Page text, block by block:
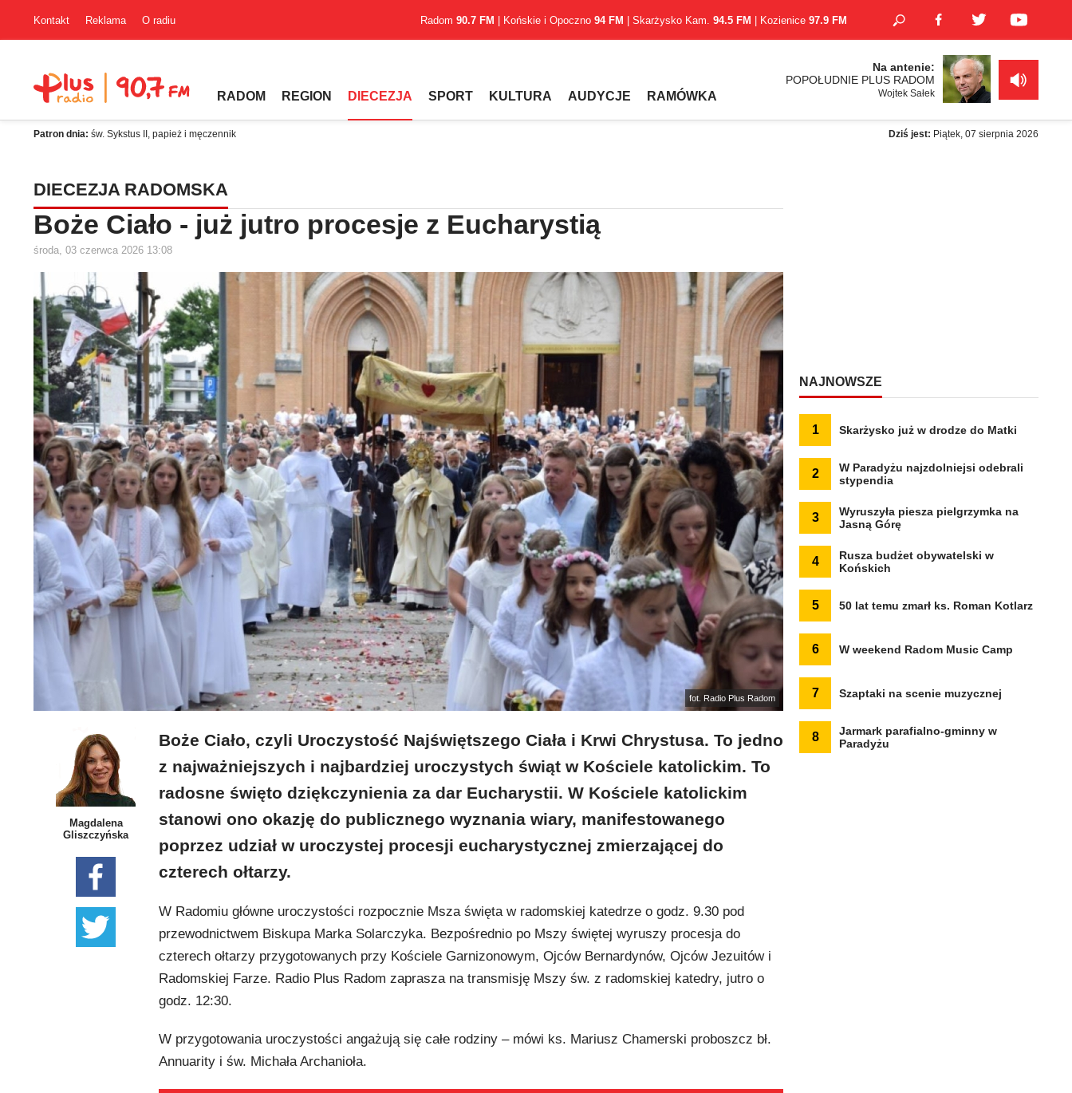
Kontakt Reklama O radiu Radom 90.7 FM | Końskie i Opoczno 94 FM | Skarżysko Kam. 94.5 FM | Kozienice 97.9 FM
RADOM REGION DIECEZJA SPORT KULTURA AUDYCJE RAMÓWKA
Na antenie:
POPOŁUDNIE PLUS RADOM
Wojtek Sałek
Patron dnia: św. Sykstus II, papież i męczennik Dziś jest: Piątek, 07 sierpnia 2026
DIECEZJA RADOMSKA
Boże Ciało - już jutro procesje z Eucharystią
środa, 03 czerwca 2026 13:08
fot. Radio Plus Radom
Magdalena
Gliszczyńska
Boże Ciało, czyli Uroczystość Najświętszego Ciała i Krwi Chrystusa. To jedno
z najważniejszych i najbardziej uroczystych świąt w Kościele katolickim. To
radosne święto dziękczynienia za dar Eucharystii. W Kościele katolickim
stanowi ono okazję do publicznego wyznania wiary, manifestowanego
poprzez udział w uroczystej procesji eucharystycznej zmierzającej do
czterech ołtarzy.
W Radomiu główne uroczystości rozpocznie Msza święta w radomskiej katedrze o godz. 9.30 pod
przewodnictwem Biskupa Marka Solarczyka. Bezpośrednio po Mszy świętej wyruszy procesja do
czterech ołtarzy przygotowanych przy Kościele Garnizonowym, Ojców Bernardynów, Ojców Jezuitów i
Radomskiej Farze. Radio Plus Radom zaprasza na transmisję Mszy św. z radomskiej katedry, jutro o
godz. 12:30.
W przygotowania uroczystości angażują się całe rodziny – mówi ks. Mariusz Chamerski proboszcz bł.
Annuarity i św. Michała Archanioła.
NAJNOWSZE
1 Skarżysko już w drodze do Matki
2
W Paradyżu najzdolniejsi odebrali
stypendia
3
Wyruszyła piesza pielgrzymka na
Jasną Górę
4
Rusza budżet obywatelski w
Końskich
5 50 lat temu zmarł ks. Roman Kotlarz
6 W weekend Radom Music Camp
7 Szaptaki na scenie muzycznej
8
Jarmark parafialno-gminny w
Paradyżu